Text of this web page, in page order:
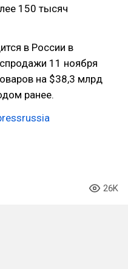
150 тысяч
в России в
11 ноября
на $38,3 млрд
ранее.
26K